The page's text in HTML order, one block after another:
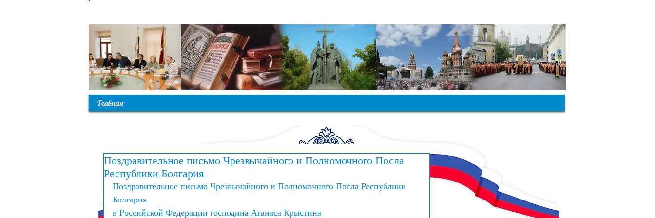
Главная
Поздравительное письмо Чрезвычайного и Полномочного Посла
Республики Болгария
Поздравительное письмо Чрезвычайного и Полномочного Посла Республики
Болгария
в Российской Федерации господина Атанаса Крыстина